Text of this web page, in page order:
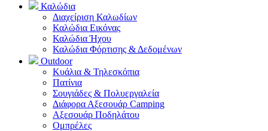
Καλώδια
Διαχείριση Καλωδίων
Καλώδια Εικόνας
Καλώδια Ήχου
Καλώδια Φόρτισης & Δεδομένων
Outdoor
Κυάλια & Τηλεσκόπια
Πατίνια
Σουγιάδες & Πολυεργαλεία
Διάφορα Αξεσουάρ Camping
Αξεσουάρ Ποδηλάτου
Ομπρέλες